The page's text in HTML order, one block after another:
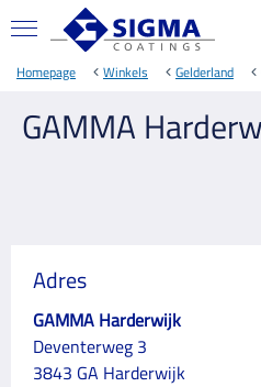
Homepage Winkels Gelderland
GAMMA
Adres
GAMMA Harderwijk
Deventerweg 3
3843 GA Harderwijk